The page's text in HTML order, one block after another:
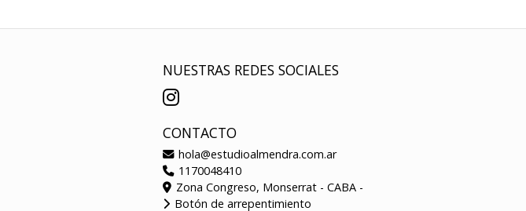
NUESTRAS REDES SOCIALES
CONTACTO
hola@estudioalmendra.com.ar
1170048410
Zona Congreso, Monserrat - CABA -
Botón de arrepentimiento